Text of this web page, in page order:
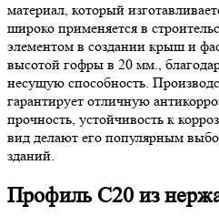
материал, который
широко применяется в
элементом в создании крыш и
высотой гофры в 20 мм.,
несущую способность.
гарантирует отличную
прочность, устойчивость к
вид делают его популярным
зданий.
Профиль С20 из